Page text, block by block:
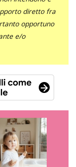
diretto fra
opportuno
e/o